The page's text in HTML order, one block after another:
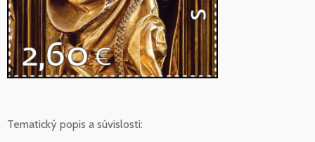
Tematický popis a súvislosti: